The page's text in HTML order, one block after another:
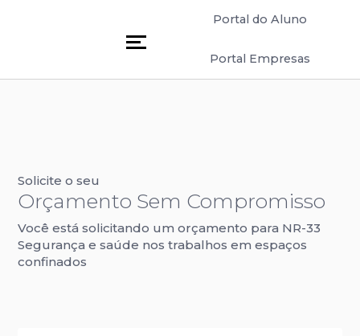
Portal do Aluno
Portal Empresas
Solicite o seu
Orçamento Sem Compromisso
Você está solicitando um orçamento para NR-33
Segurança e saúde nos trabalhos em espaços
confinados